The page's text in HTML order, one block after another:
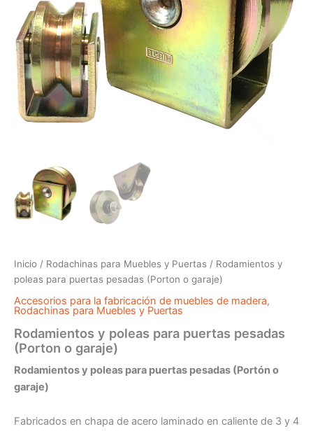
Inicio / Rodachinas para Muebles y Puertas / Rodamientos y
poleas para puertas pesadas (Porton o garaje)
Accesorios para la fabricación de muebles de madera,
Rodachinas para Muebles y Puertas
Rodamientos y poleas para puertas pesadas
(Porton o garaje)
Rodamientos y poleas para puertas pesadas (Portón o
garaje)
Fabricados en chapa de acero laminado en caliente de 3 y 4